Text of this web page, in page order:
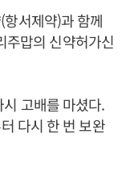
서제약)과 함께
주맙의 신약허가신
고배를 마셨다.
다시 한 번 보완